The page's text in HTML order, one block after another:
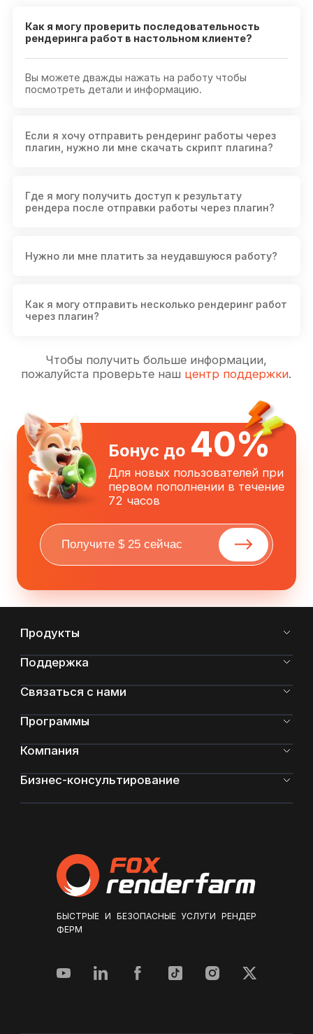
Как я могу проверить последовательность
рендеринга работ в настольном клиенте?
Вы можете дважды нажать на работу чтобы
посмотреть детали и информацию.
Если я хочу отправить рендеринг работы через
плагин, нужно ли мне скачать скрипт плагина?
плагина будет установлен в то же время. Если Вы не
можете найти Fox Renderfarm в Вашем 3D
информации, нажмитесюда.
Где я могу получить доступ к результату
рендера после отправки работы через плагин?
настольном клиенте в секции «My Downloads».
Нужно ли мне платить за неудавшуюся работу?
будет.
Как я могу отправить несколько рендеринг работ
через плагин?
Вам нужно проверить«Activate Batch Render» чтобы
разрешить пакетную отправку в конфигурации.
Чтобы получить больше информации,
пожалуйста проверьте наш центр поддержки.
Бонус до 40%
Для новых пользователей при
первом пополнении в течение
72 часов
БЫСТРЫЕ И БЕЗОПАСНЫЕ УСЛУГИ РЕНДЕР
ФЕРМ
Продукты
Поддержка
Связаться с нами
Программы
Компания
Бизнес-консультирование